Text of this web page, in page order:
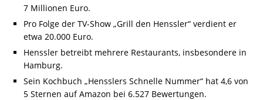
7 Millionen Euro.
Pro Folge der TV-Show „Grill den Henssler“ verdient er
etwa 20.000 Euro.
Henssler betreibt mehrere Restaurants, insbesondere in
Hamburg.
Sein Kochbuch „Hensslers Schnelle Nummer“ hat 4,6 von
5 Sternen auf Amazon bei 6.527 Bewertungen.